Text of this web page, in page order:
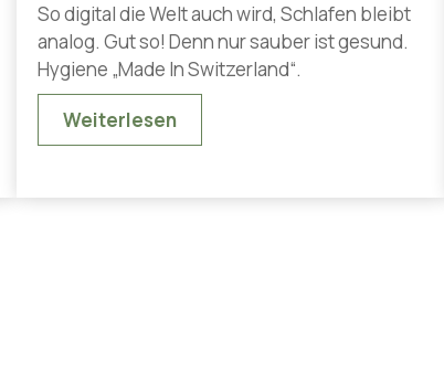
So digital die Welt auch wird, Schlafen bleibt
analog. Gut so! Denn nur sauber ist gesund.
Hygiene „Made In Switzerland“.
Weiterlesen